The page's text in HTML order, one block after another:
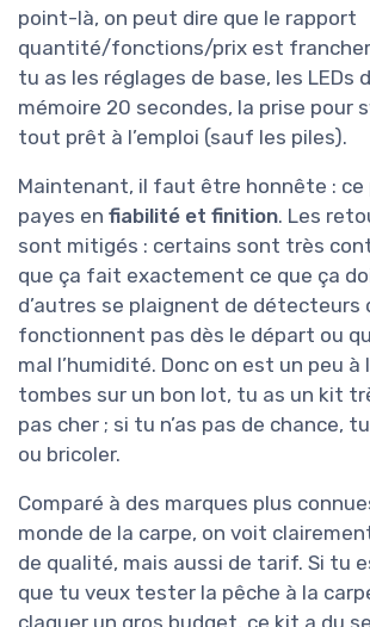
point-là, on peut dire que le rapport
quantité/fonctions/prix est
tu as les réglages de base, les LEDs
mémoire 20 secondes, la prise pour
tout prêt à l’emploi (sauf les piles).
Maintenant, il faut être honnête : ce
payes en fiabilité et finition. Les
sont mitigés : certains sont très
que ça fait exactement ce que ça
d’autres se plaignent de détecteurs
fonctionnent pas dès le départ ou
mal l’humidité. Donc on est un peu
tombes sur un bon lot, tu as un kit
pas cher ; si tu n’as pas de chance,
ou bricoler.
Comparé à des marques plus
monde de la carpe, on voit
de qualité, mais aussi de tarif. Si tu
que tu veux tester la pêche à la
claquer un gros budget, ce kit a du